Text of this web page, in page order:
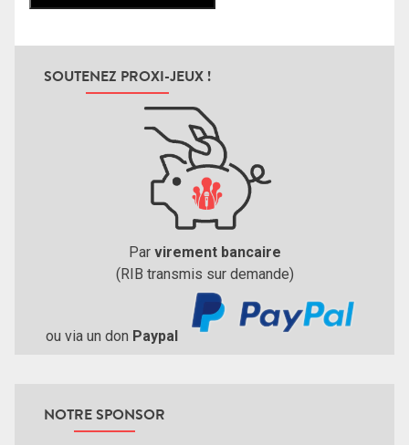
SOUTENEZ PROXI-JEUX !
Par virement bancaire
(RIB transmis sur demande)
ou via un don Paypal
NOTRE SPONSOR